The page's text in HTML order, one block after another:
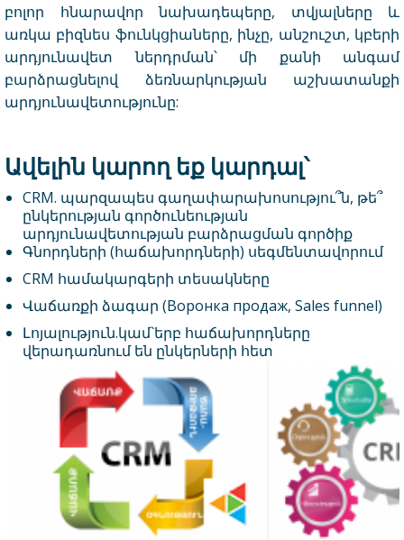
բոլոր հնարավոր նախադեպերը, տվյալները և
առկա բիզնես ֆունկցիաները, ինչը, անշուշտ, կբերի
արդյունավետ ներդրման՝ մի քանի անգամ
բարձրացնելով ձեռնարկության աշխատանքի
արդյունավետությունը:
Ավելին կարող եք կարդալ՝
CRM. պարզապես գաղափարախոսությու՞ն, թե՞
ընկերության գործունեության
արդյունավետության բարձրացման գործիք
Գնորդների (հաճախորդների) սեգմենտավորում
CRM համակարգերի տեսակները
Վաճառքի ձագար (Воронка продаж, Sales funnel)
Լոյալություն.կամ`երբ հաճախորդները
վերադառնում են ընկերների հետ